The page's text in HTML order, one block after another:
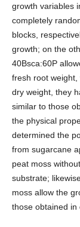
growth variables
completely
blocks,
growth; on the
40Bsca:60P
fresh root
dry weight, they
similar to those
the physical
determined the
from sugarcane
peat moss
substrate;
moss allow the
those obtained in